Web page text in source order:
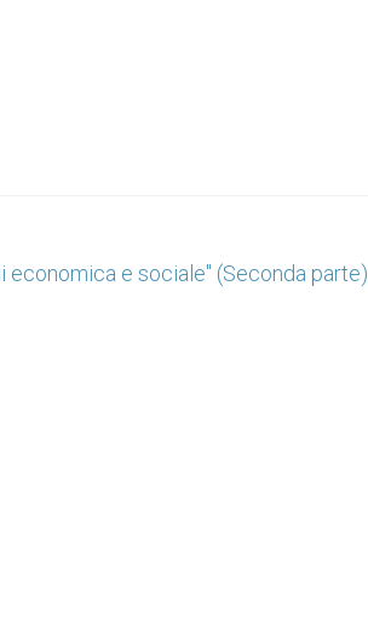
economica e sociale" (Seconda parte)